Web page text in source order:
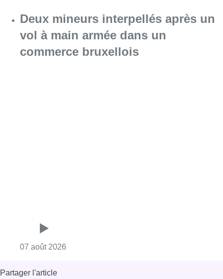
Deux mineurs interpellés après un
vol à main armée dans un
commerce bruxellois
07 août 2026
Partager l'article